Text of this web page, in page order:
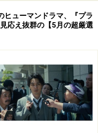
ヒューマンドラマ、『プラ
応え抜群の【5月の超厳選